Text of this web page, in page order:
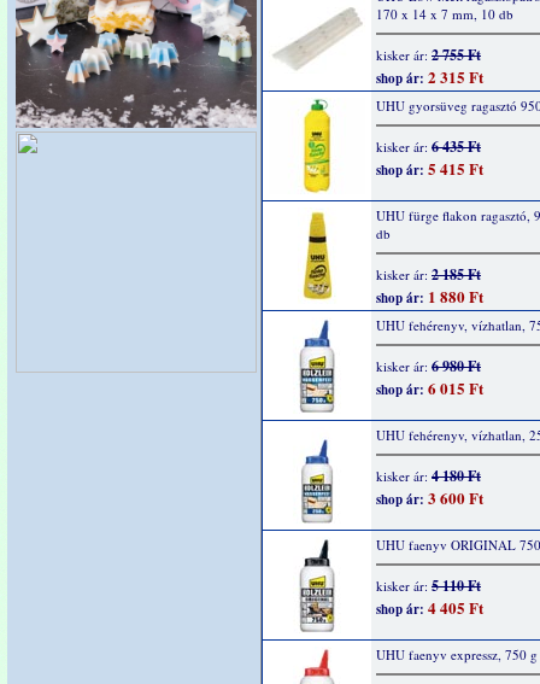
170 x 14 x 7 mm, 10 db
kisker ár: 2 755 Ft
shop ár: 2 315 Ft
UHU gyorsüveg ragasztó
kisker ár: 6 435 Ft
shop ár: 5 415 Ft
UHU fürge flakon ragasztó,
db
kisker ár: 2 185 Ft
shop ár: 1 880 Ft
UHU fehérenyv, vízhatlan,
kisker ár: 6 980 Ft
shop ár: 6 015 Ft
UHU fehérenyv, vízhatlan,
kisker ár: 4 180 Ft
shop ár: 3 600 Ft
UHU faenyv ORIGINAL
kisker ár: 5 110 Ft
shop ár: 4 405 Ft
UHU faenyv expressz, 750 g